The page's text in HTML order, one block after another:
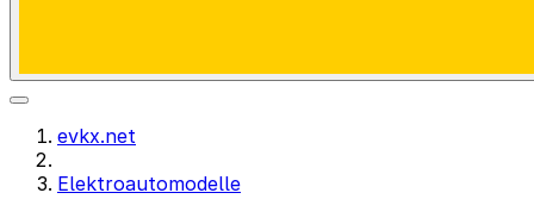
evkx.net
Elektroautomodelle